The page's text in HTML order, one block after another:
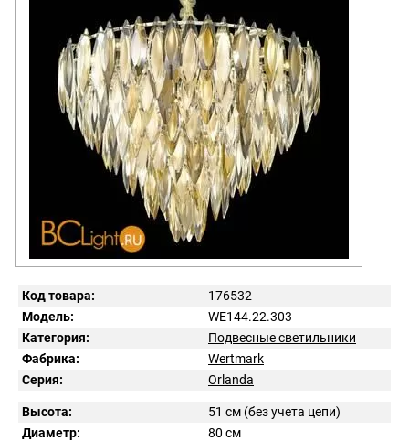
Код товара:
176532
Модель:
WE144.22.303
Категория:
Подвесные светильники
Фабрика:
Wertmark
Серия:
Orlanda
Высота:
51 см (без учета цепи)
Диаметр:
80 см